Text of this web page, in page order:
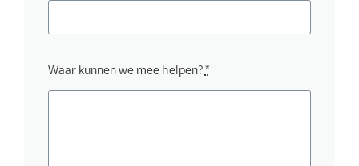
Waar kunnen we mee helpen?*